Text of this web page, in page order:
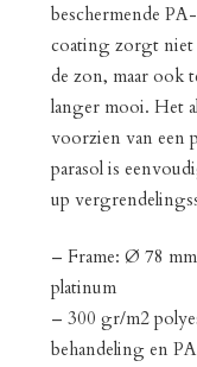
beschermende
coating zorgt niet
de zon, maar ook
langer mooi. Het
voorzien van een
parasol is
up
– Frame: Ø 78
platinum
– 300 gr/m2
behandeling en